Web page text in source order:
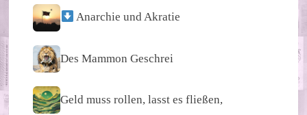
Anarchie und Akratie
Des Mammon Geschrei
Geld muss rollen, lasst es fließen,